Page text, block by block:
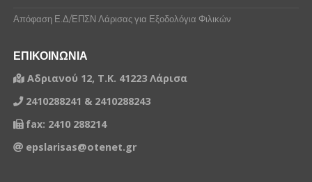
Απόφαση Ε.Δ/ΕΠΣΝ Λάρισας για Εξοδολόγια Φιλικών
ΕΠΙΚΟΙΝΩΝΙΑ
Αδριανού 12, Τ.Κ. 41223 Λάρισα
2410288241 & 2410288243
fax: 2410 288214
epslarisas@otenet.gr